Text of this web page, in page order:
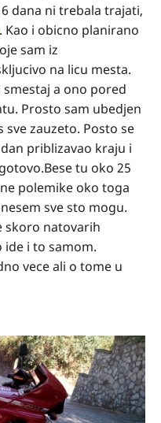
dana ni trebala trajati,
. Kao i obicno planirano
sam iz
na licu mesta.
smestaj a ono pored
Prosto sam ubedjen
zauzeto. Posto se
priblizavao kraju i
tu oko 25
polemike oko toga
sve sto mogu.
skoro natovarih
ide i to samom.
vece ali o tome u